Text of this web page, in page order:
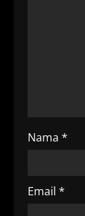
d
i
n
g
Nama *
Email *